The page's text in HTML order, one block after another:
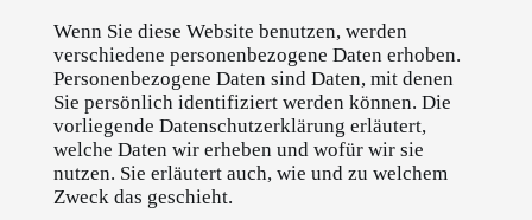
Wenn Sie diese Website benutzen, werden
verschiedene personenbezogene Daten erhoben.
Personenbezogene Daten sind Daten, mit denen
Sie persönlich identifiziert werden können. Die
vorliegende Datenschutzerklärung erläutert,
welche Daten wir erheben und wofür wir sie
nutzen. Sie erläutert auch, wie und zu welchem
Zweck das geschieht.